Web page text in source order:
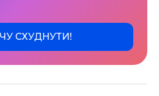
СХУДНУТИ!